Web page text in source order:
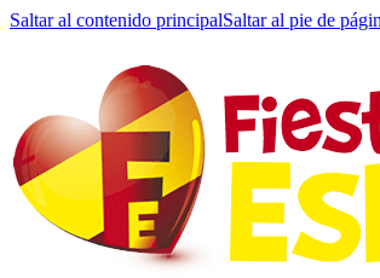
Saltar al contenido principalSaltar al pie de